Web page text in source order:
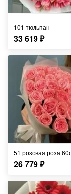
101 тюльпан
33 619₽
51 розовая роза
26 779₽